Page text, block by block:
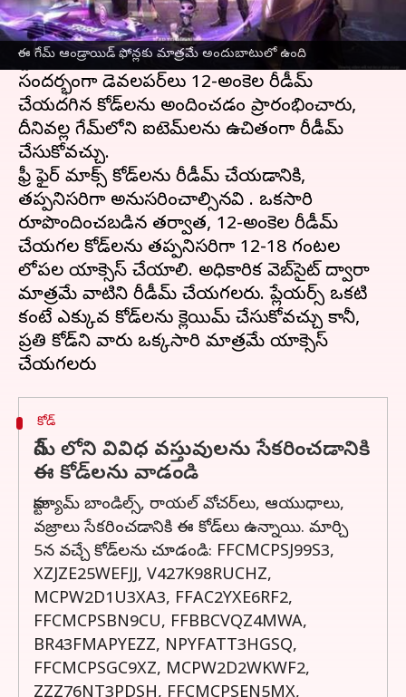
ఈ గేమ్ ఆండ్రాయిడ్ ఫోన్లకు మాత్రమే అందుబాటులో ఉంది
Garena సెప్టెంబర్ 2021లో కాస్మెటిక్ అప్‌లతో ఫ్రీ ఫైర్
మాక్స్ ని విడుదల చేసింది. ఈమధ్యే గూగుల్ ప్లే
స్టోర్‌లో 100 మిలియన్ డౌన్‌లోడ్‌లు చేరుకుంది. ఈ
సందర్భంగా డెవలపర్‌లు 12-అంకెల రీడీమ్
చేయదగిన కోడ్‌లను అందించడం ప్రారంభించారు,
దీనివల్ల గేమ్‌లోని ఐటెమ్‌లను ఉచితంగా రీడీమ్
చేసుకోవచ్చు.
ఫ్రీ ఫైర్ మాక్స్ కోడ్‌లను రీడీమ్ చేయడానికి,
తప్పనిసరిగా అనుసరించాల్సినవి . ఒకసారి
రూపొందించబడిన తర్వాత, 12-అంకెల రీడీమ్
చేయగల కోడ్‌లను తప్పనిసరిగా 12-18 గంటల
లోపల యాక్సెస్ చేయాలి. అధికారిక వెబ్‌సైట్ ద్వారా
మాత్రమే వాటిని రీడీమ్ చేయగలరు. ప్లేయర్స్ ఒకటి
కంటే ఎక్కువ కోడ్‌లను క్లెయిమ్ చేసుకోవచ్చు కానీ,
ప్రతి కోడ్‌ని వారు ఒక్కసారి మాత్రమే యాక్సెస్
కోడ్‌
గేమ్ లోని వివిధ వస్తువులను సేకరించడానికి
ఈ కోడ్‌లను వాడండి
కాస్ట్యూమ్ బాండిల్స్, రాయల్ వోచర్‌లు, ఆయుధాలు,
వజ్రాలు సేకరించడానికి ఈ కోడ్‌లు ఉన్నాయి. మార్చి
5న వచ్చే కోడ్‌లను చూడండి: FFCMCPSJ99S3,
XZJZE25WEFJJ, V427K98RUCHZ,
MCPW2D1U3XA3, FFAC2YXE6RF2,
FFCMCPSBN9CU, FFBBCVQZ4MWA,
BR43FMAPYEZZ, NPYFATT3HGSQ,
FFCMCPSGC9XZ, MCPW2D2WKWF2,